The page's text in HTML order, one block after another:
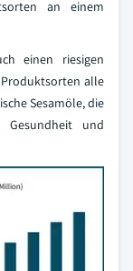
an einem
einen riesigen
alle
Sesamöle, die
und